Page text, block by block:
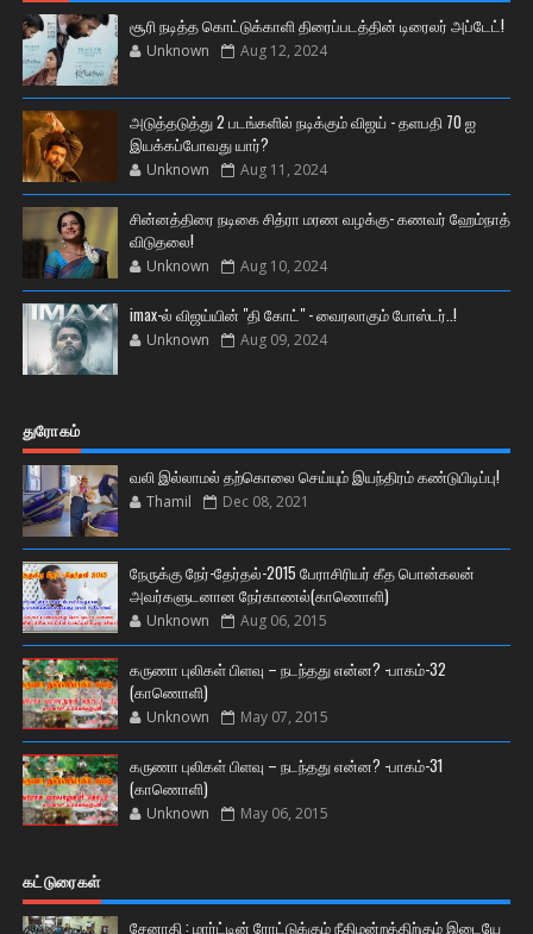
சூரி நடித்த கொட்டுக்காளி திரைப்படத்தின் டிரைலர் அப்டேட்!
Unknown Aug 12, 2024
அடுத்தடுத்து 2 படங்களில் நடிக்கும் விஜய் - தளபதி 70 ஐ
இயக்கப்போவது யார்?
Unknown Aug 11, 2024
சின்னத்திரை நடிகை சித்ரா மரண வழக்கு- கணவர் ஹேம்நாத்
விடுதலை!
Unknown Aug 10, 2024
imax-ல் விஜய்யின் "தி கோட்" - வைரலாகும் போஸ்டர்..!
Unknown Aug 09, 2024
துரோகம்
வலி இல்லாமல் தற்கொலை செய்யும் இயந்திரம் கண்டுபிடிப்பு!
Thamil Dec 08, 2021
நேருக்கு நேர்-தேர்தல்-2015 பேராசிரியர் கீத பொன்கலன்
அவர்களுடனான நேர்காணல்(காணொளி)
Unknown Aug 06, 2015
கருணா புலிகள் பிளவு – நடந்தது என்ன? -பாகம்-32
(காணொளி)
Unknown May 07, 2015
கருணா புலிகள் பிளவு – நடந்தது என்ன? -பாகம்-31
(காணொளி)
Unknown May 06, 2015
கட்டுரைகள்
சேனாதி : மார்ட்டின் ரோட்டுக்கும் நீதிமன்றத்திற்கும் இடையே